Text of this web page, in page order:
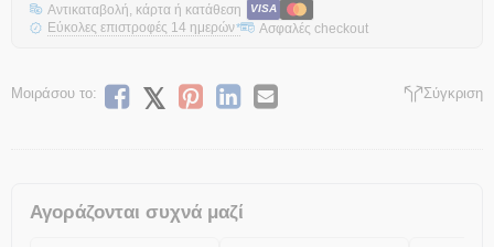
Αντικαταβολή, κάρτα ή κατάθεση VISA
Εύκολες επιστροφές 14 ημερών* Ασφαλές checkout
Μοιράσου το: Σύγκριση
Αγοράζονται συχνά μαζί